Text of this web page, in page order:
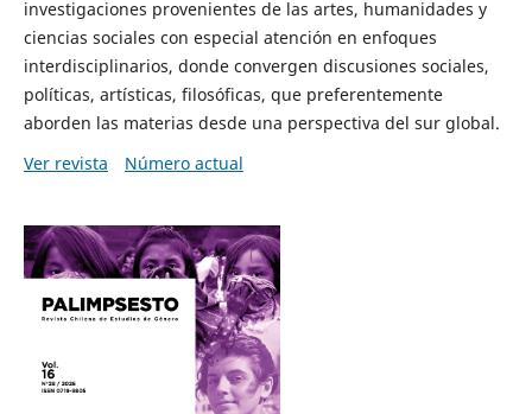
investigaciones provenientes de las artes, humanidades y
ciencias sociales con especial atención en enfoques
interdisciplinarios, donde convergen discusiones sociales,
políticas, artísticas, filosóficas, que preferentemente
aborden las materias desde una perspectiva del sur global.
Ver revista
Número actual